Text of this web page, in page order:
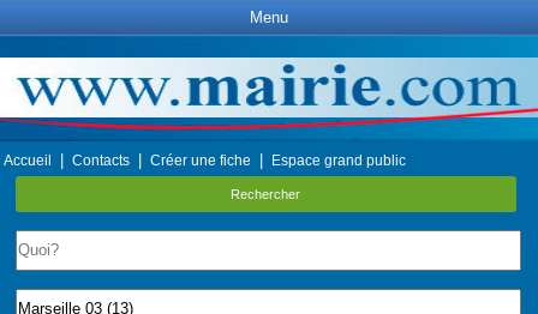
Menu
Accueil Contacts Créer une fiche Espace grand public
Rechercher